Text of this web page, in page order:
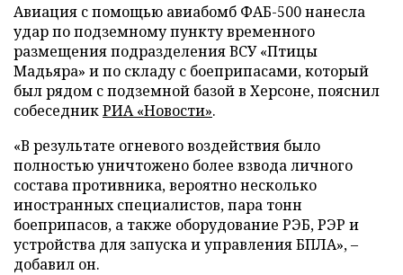
Авиация с помощью авиабомб ФАБ-500 нанесла
удар по подземному пункту временного
размещения подразделения ВСУ «Птицы
Мадьяра» и по складу с боеприпасами, который
был рядом с подземной базой в Херсоне, пояснил
собеседникРИА «Новости».
«В результате огневого воздействия было
полностью уничтожено более взвода личного
состава противника, вероятно несколько
иностранных специалистов, пара тонн
боеприпасов, а также оборудование РЭБ, РЭР и
устройства для запуска и управления БПЛА», –
добавил он.